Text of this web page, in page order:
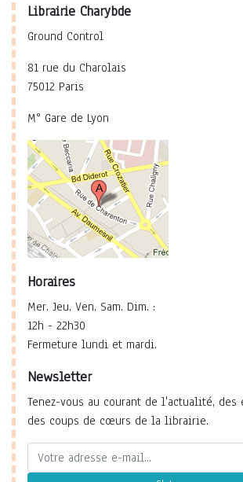
Librairie Charybde
Ground Control
81 rue du Charolais
75012 Paris
M° Gare de Lyon
Horaires
Mer. Jeu. Ven. Sam. Dim. :
12h - 22h30
Fermeture lundi et mardi.
Newsletter
Tenez-vous au courant de l'actualité, des
des coups de cœurs de la librairie.